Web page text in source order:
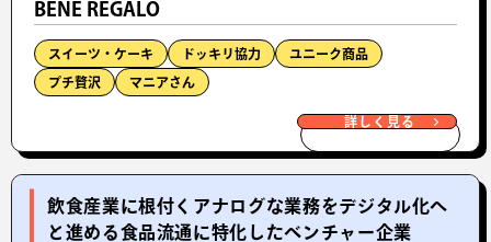
BENE REGALO
スイーツ・ケーキ ドッキリ協力 ユニーク商品
プチ贅沢 マニアさん
詳しく見る
飲食産業に根付くアナログな業務をデジタル化へ
と進める食品流通に特化したベンチャー企業